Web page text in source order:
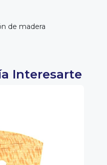
de madera
Interesarte